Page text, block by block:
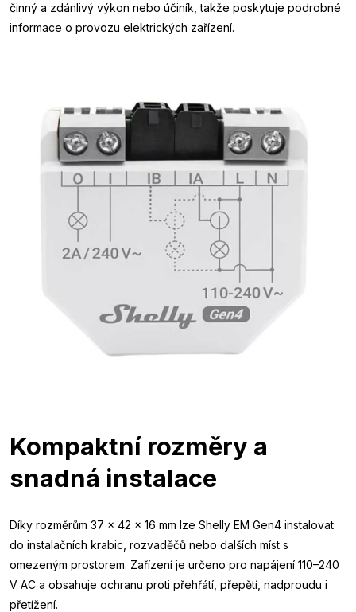
činný a zdánlivý výkon nebo účiník, takže poskytuje podrobné
informace o provozu elektrických zařízení.
Kompaktní rozměry a
snadná instalace
Díky rozměrům 37 × 42 × 16 mm lze Shelly EM Gen4 instalovat
do instalačních krabic, rozvaděčů nebo dalších míst s
omezeným prostorem. Zařízení je určeno pro napájení 110–240
V AC a obsahuje ochranu proti přehřátí, přepětí, nadproudu i
přetížení.